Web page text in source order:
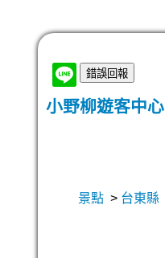
小野柳遊客中心
景點 > 台東縣